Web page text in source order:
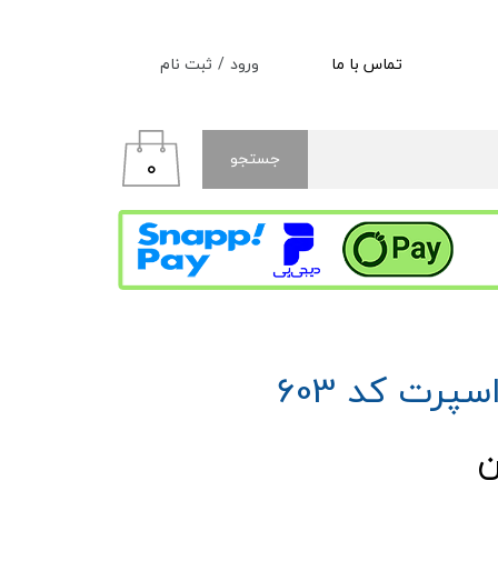
ورود / ثبت نام
تغییر گذر واژه
سفارشات
خروج از حساب کاربری
تماس با ما
جستجو ۰
کد 603